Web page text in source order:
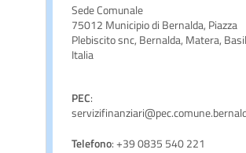
Sede Comunale
75012 Municipio di Bernalda, Piazza
Plebiscito snc, Bernalda, Matera,
Italia
PEC:
Telefono: +39 0835 540 221